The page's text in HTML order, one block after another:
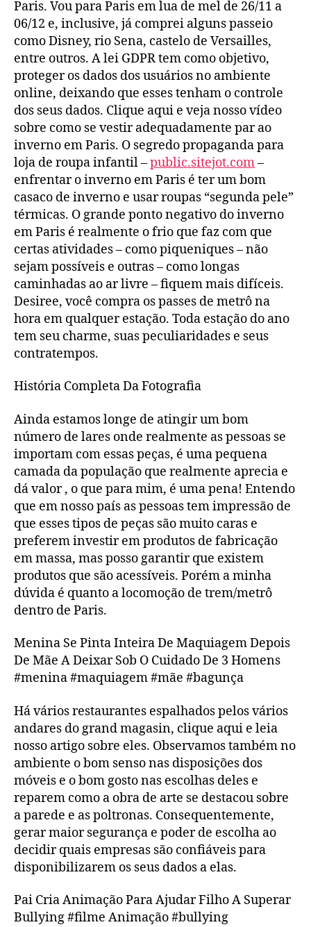
Paris. Vou para Paris em lua de mel de 26/11 a
06/12 e, inclusive, já comprei alguns passeio
como Disney, rio Sena, castelo de Versailles,
entre outros. A lei GDPR tem como objetivo,
proteger os dados dos usuários no ambiente
online, deixando que esses tenham o controle
dos seus dados. Clique aqui e veja nosso vídeo
sobre como se vestir adequadamente par ao
inverno em Paris. O segredo propaganda para
loja de roupa infantil –public.sitejot.com–
enfrentar o inverno em Paris é ter um bom
casaco de inverno e usar roupas “segunda pele”
térmicas. O grande ponto negativo do inverno
em Paris é realmente o frio que faz com que
certas atividades – como piqueniques – não
sejam possíveis e outras – como longas
caminhadas ao ar livre – fiquem mais difíceis.
Desiree, você compra os passes de metrô na
hora em qualquer estação. Toda estação do ano
tem seu charme, suas peculiaridades e seus
contratempos.
História Completa Da Fotografia
Ainda estamos longe de atingir um bom
número de lares onde realmente as pessoas se
importam com essas peças, é uma pequena
camada da população que realmente aprecia e
dá valor , o que para mim, é uma pena! Entendo
que em nosso país as pessoas tem impressão de
que esses tipos de peças são muito caras e
preferem investir em produtos de fabricação
em massa, mas posso garantir que existem
produtos que são acessíveis. Porém a minha
dúvida é quanto a locomoção de trem/metrô
dentro de Paris.
Menina Se Pinta Inteira De Maquiagem Depois
De Mãe A Deixar Sob O Cuidado De 3 Homens
#menina #maquiagem #mãe #bagunça
Há vários restaurantes espalhados pelos vários
andares do grand magasin, clique aqui e leia
nosso artigo sobre eles. Observamos também no
ambiente o bom senso nas disposições dos
móveis e o bom gosto nas escolhas deles e
reparem como a obra de arte se destacou sobre
a parede e as poltronas. Consequentemente,
gerar maior segurança e poder de escolha ao
decidir quais empresas são confiáveis para
disponibilizarem os seus dados a elas.
Pai Cria Animação Para Ajudar Filho A Superar
Bullying #filme Animação #bullying